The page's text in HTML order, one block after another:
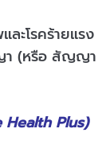
ละโรคร้ายแรง
า (หรือ สัญญา
Plus)